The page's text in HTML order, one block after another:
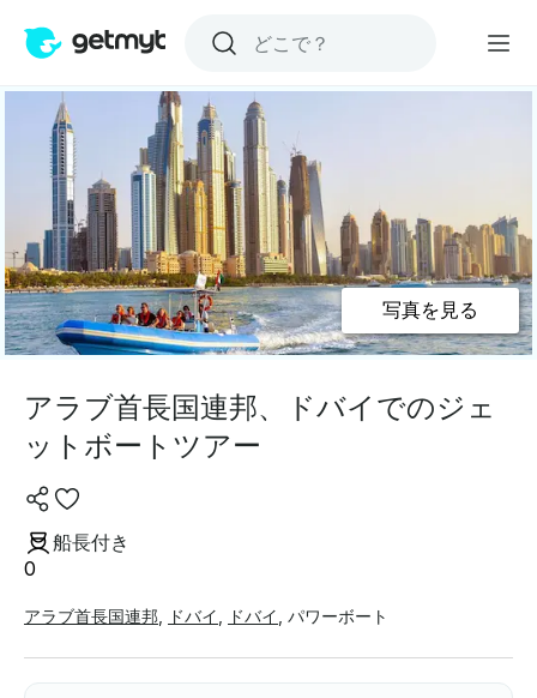
写真を見る
アラブ首長国連邦、ドバイでのジェ
ットボートツアー
船長付き
0
アラブ首長国連邦 ドバイ ドバイ パワーボート